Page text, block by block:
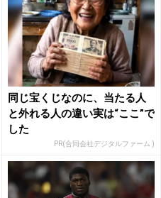
同じ宝くじなのに、当たる人
と外れる人の違い実は“ここ”で
した
PR(合同会社デジタルファーム )